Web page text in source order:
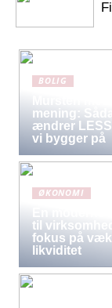
BOLIG
mening:
ændrer LESS
vi bygger på
ØKONOMI
til
fokus på
likviditet